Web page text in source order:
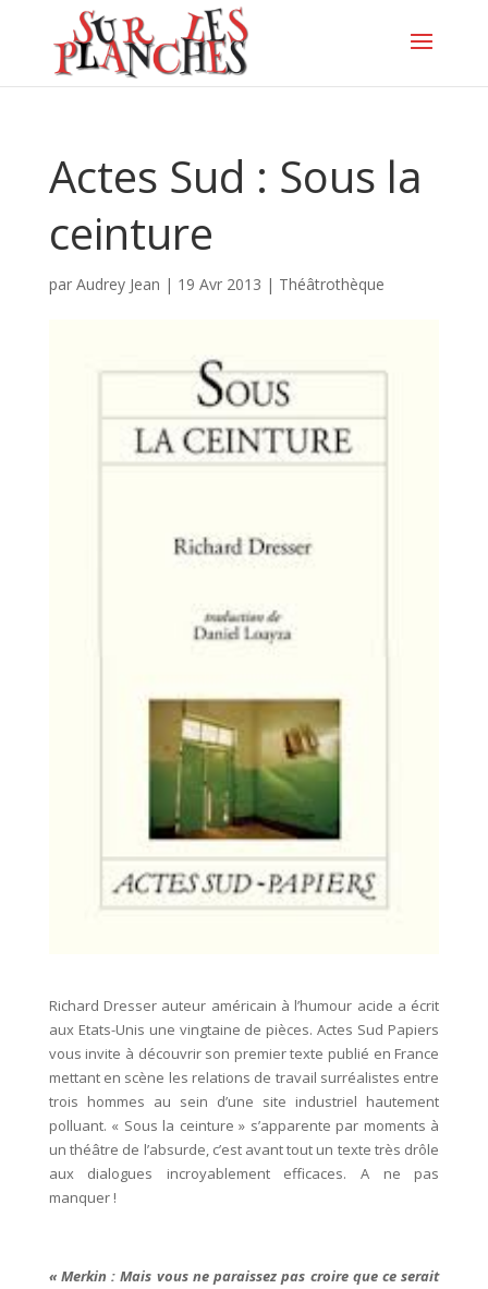
Actes Sud : Sous la
ceinture
par Audrey Jean | 19 Avr 2013 | Théâtrothèque
Richard Dresser auteur américain à l’humour acide a écrit
aux Etats-Unis une vingtaine de pièces. Actes Sud Papiers
vous invite à découvrir son premier texte publié en France
mettant en scène les relations de travail surréalistes entre
trois hommes au sein d’une site industriel hautement
polluant. « Sous la ceinture » s’apparente par moments à
un théâtre de l’absurde, c’est avant tout un texte très drôle
aux dialogues incroyablement efficaces. A ne pas
manquer !
« Merkin : Mais vous ne paraissez pas croire que ce serait